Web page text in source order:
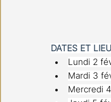
DATES ET
Lundi 2
Mardi 3
Mercredi